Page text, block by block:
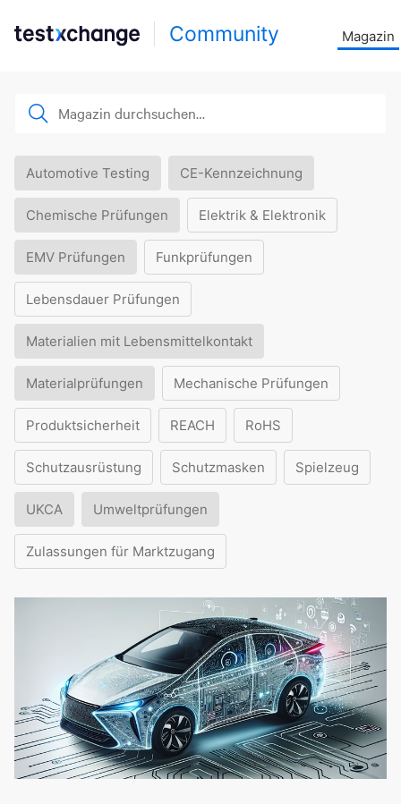
Community Magazin
Automotive Testing CE-Kennzeichnung
Chemische Prüfungen Elektrik & Elektronik
EMV Prüfungen Funkprüfungen
Lebensdauer Prüfungen
Materialien mit Lebensmittelkontakt
Materialprüfungen Mechanische Prüfungen
Produktsicherheit REACH RoHS
Schutzausrüstung Schutzmasken Spielzeug
UKCA Umweltprüfungen
Zulassungen für Marktzugang